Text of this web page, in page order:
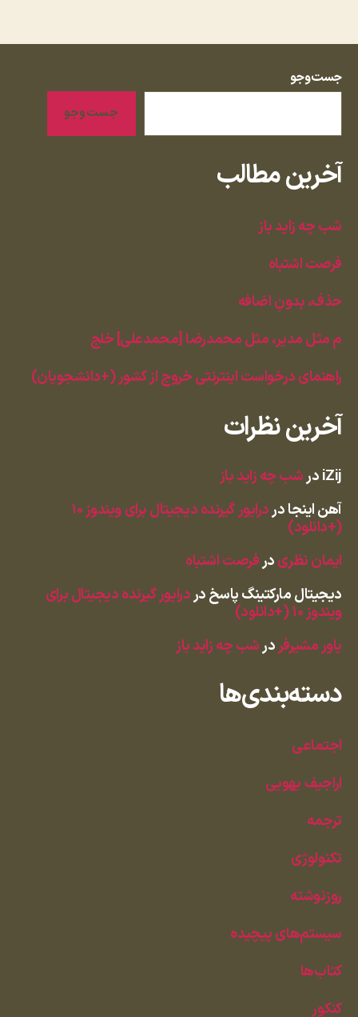
جست‌وجو
جست‌وجو
آخرین مطالب
شب چه زاید باز
فرصت اشتباه
حذف، بدونِ اضافه
م مثل مدیر، مثل محمدرضا [محمدعلی] خلج
راهنمای درخواست اینترنتی خروج از کشور (+دانشجویان)
آخرین نظرات
iZijدرشب چه زاید باز
آهن اینجادر
درایور گیرنده دیجیتال برای ویندوز ۱۰
(+دانلود)
ایمان نظریدرفرصت اشتباه
دیجیتال مارکتینگ پاسخدردرایور گیرنده دیجیتال برای
ویندوز ۱۰ (+دانلود)
یاور مشیرفردرشب چه زاید باز
دسته‌بندی‌ها
اجتماعی
اراجیف یهویی
ترجمه
تکنولوژی
روزنوشته
سیستم‌های پیچیده
کتاب‌ها
کنکور